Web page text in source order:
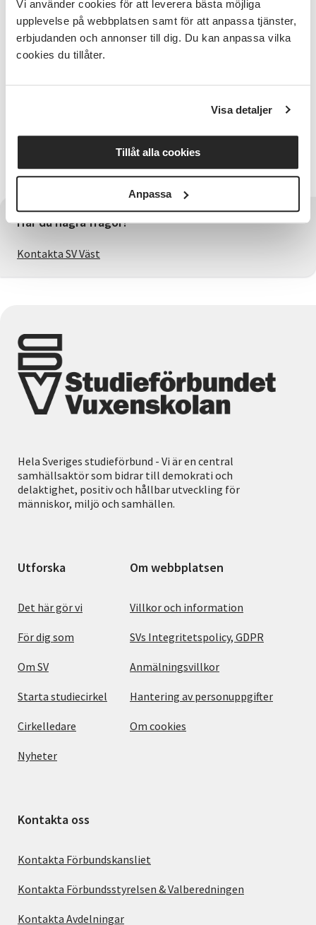
Vi använder cookies för att leverera bästa möjliga
upplevelse på webbplatsen samt för att anpassa tjänster,
erbjudanden och annonser till dig. Du kan anpassa vilka
cookies du tillåter.
Visa detaljer
Tillåt alla cookies
Anpassa
Guide
Jan-Erik Jansson
Bra att veta
Samarrangemang mellan
Orust kommun, Svenska kyrkan på Orust och
Studieförbundet Vuxenskolan.
Har du några frågor?
Kontakta SV Väst
Hela Sveriges studieförbund - Vi är en central
samhällsaktör som bidrar till demokrati och
delaktighet, positiv och hållbar utveckling för
människor, miljö och samhällen.
Utforska
Det här gör vi
För dig som
Om SV
Starta studiecirkel
Cirkelledare
Nyheter
Om webbplatsen
Villkor och information
SVs Integritetspolicy, GDPR
Anmälningsvillkor
Hantering av personuppgifter
Om cookies
Kontakta oss
Kontakta Förbundskansliet
Kontakta Förbundsstyrelsen & Valberedningen
Kontakta Avdelningar